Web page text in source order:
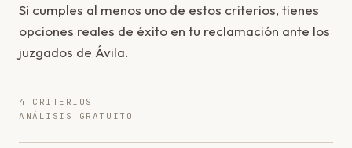
Si cumples al menos uno de estos criterios, tienes
opciones reales de éxito en tu reclamación ante los
juzgados de Ávila.
4 CRITERIOS
ANÁLISIS GRATUITO